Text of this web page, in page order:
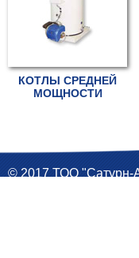
КОТЛЫ СРЕДНЕЙ
МОЩНОСТИ
© 2017 ТОО